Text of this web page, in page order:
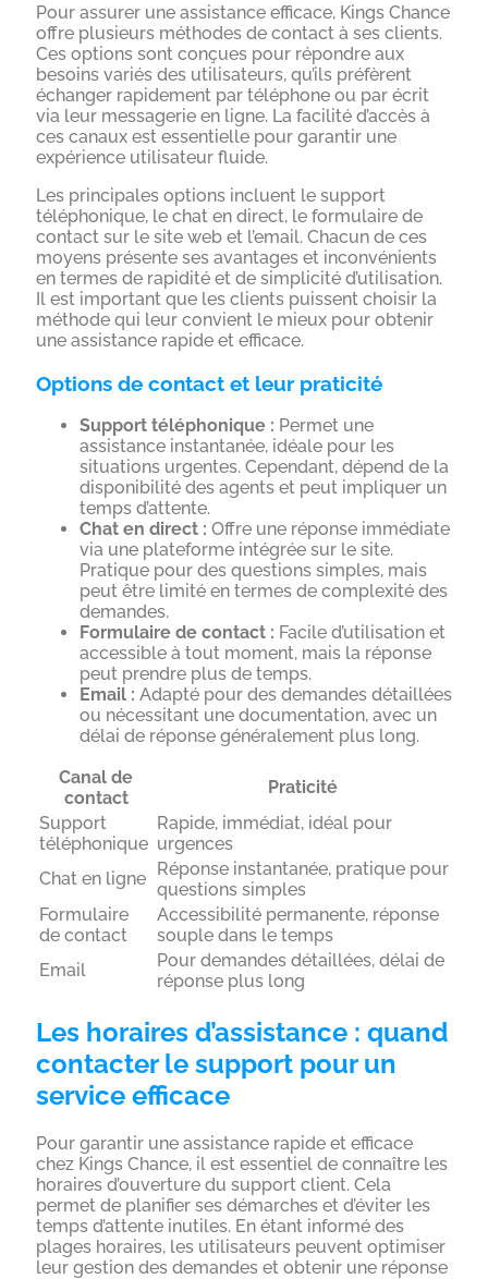
Pour assurer une assistance efficace, Kings Chance
offre plusieurs méthodes de contact à ses clients.
Ces options sont conçues pour répondre aux
besoins variés des utilisateurs, qu’ils préfèrent
échanger rapidement par téléphone ou par écrit
via leur messagerie en ligne. La facilité d’accès à
ces canaux est essentielle pour garantir une
expérience utilisateur fluide.
Les principales options incluent le support
téléphonique, le chat en direct, le formulaire de
contact sur le site web et l’email. Chacun de ces
moyens présente ses avantages et inconvénients
en termes de rapidité et de simplicité d’utilisation.
Il est important que les clients puissent choisir la
méthode qui leur convient le mieux pour obtenir
une assistance rapide et efficace.
Options de contact et leur praticité
Support téléphonique : Permet une
assistance instantanée, idéale pour les
situations urgentes. Cependant, dépend de la
disponibilité des agents et peut impliquer un
temps d’attente.
Chat en direct : Offre une réponse immédiate
via une plateforme intégrée sur le site.
Pratique pour des questions simples, mais
peut être limité en termes de complexité des
demandes.
Formulaire de contact : Facile d’utilisation et
accessible à tout moment, mais la réponse
peut prendre plus de temps.
Email : Adapté pour des demandes détaillées
ou nécessitant une documentation, avec un
délai de réponse généralement plus long.
Canal de
contact
Praticité
Support
téléphonique
Rapide, immédiat, idéal pour
urgences
Chat en ligne
Réponse instantanée, pratique pour
questions simples
Formulaire
de contact
Accessibilité permanente, réponse
souple dans le temps
Email
Pour demandes détaillées, délai de
réponse plus long
Les horaires d’assistance : quand
contacter le support pour un
service efficace
Pour garantir une assistance rapide et efficace
chez Kings Chance, il est essentiel de connaître les
horaires d’ouverture du support client. Cela
permet de planifier ses démarches et d’éviter les
temps d’attente inutiles. En étant informé des
plages horaires, les utilisateurs peuvent optimiser
leur gestion des demandes et obtenir une réponse